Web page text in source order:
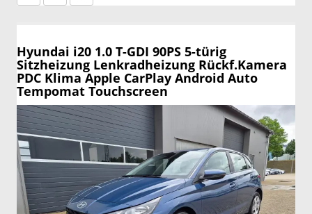
Hyundai i20 1.0 T-GDI 90PS 5-türig
Sitzheizung Lenkradheizung Rückf.Kamera
PDC Klima Apple CarPlay Android Auto
Tempomat Touchscreen